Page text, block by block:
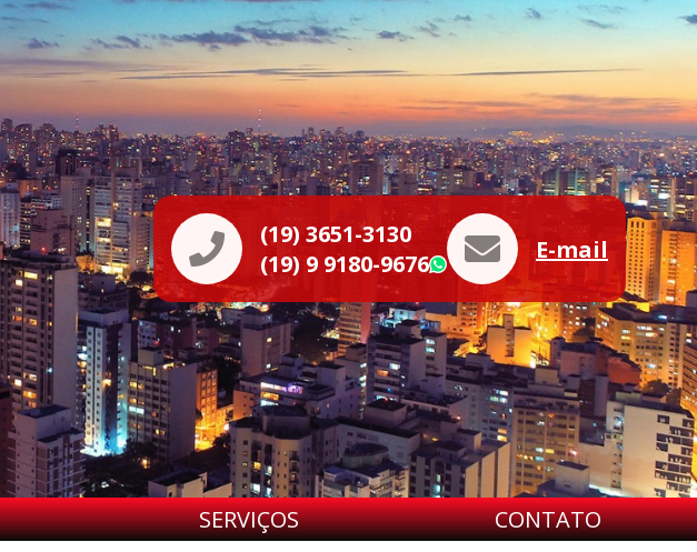
(19) 3651-3130
(19) 9 9180-9676
WhatsApp
E-mail
SERVIÇOS CONTATO